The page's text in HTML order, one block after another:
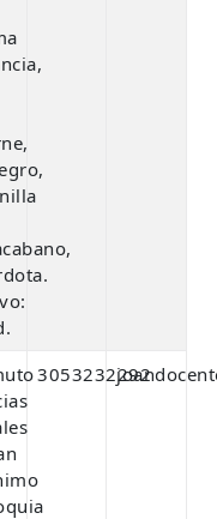
3053232292